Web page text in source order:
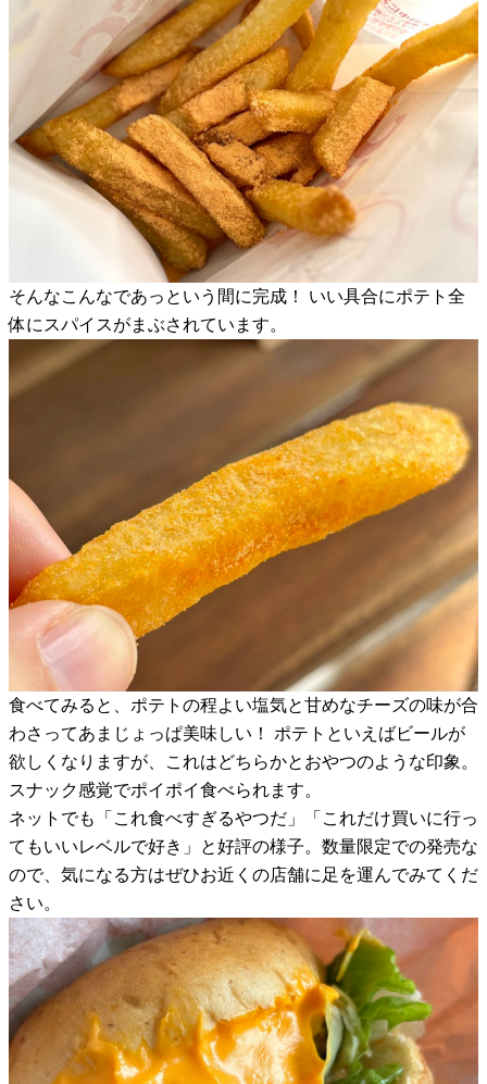
そんなこんなであっという間に完成！ いい具合にポテト全
体にスパイスがまぶされています。
食べてみると、ポテトの程よい塩気と甘めなチーズの味が合
わさってあまじょっぱ美味しい！ ポテトといえばビールが
欲しくなりますが、これはどちらかとおやつのような印象。
スナック感覚でポイポイ食べられます。
ネットでも「これ食べすぎるやつだ」「これだけ買いに行っ
てもいいレベルで好き」と好評の様子。数量限定での発売な
ので、気になる方はぜひお近くの店舗に足を運んでみてくだ
さい。